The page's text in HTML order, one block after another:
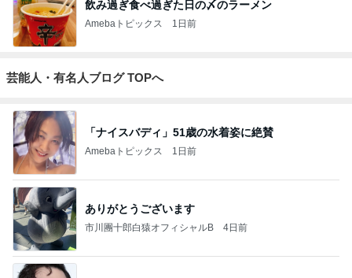
飲み過ぎ食べ過ぎた日の〆のラーメン
Amebaトピックス 1日前
芸能人・有名人ブログ TOPへ
「ナイスバディ」51歳の水着姿に絶賛
Amebaトピックス 1日前
ありがとうございます
市川團十郎白猿オフィシャルB 4日前